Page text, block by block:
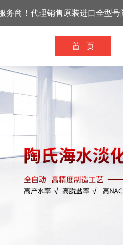
务商！代理销售原装进口全型号
首 页